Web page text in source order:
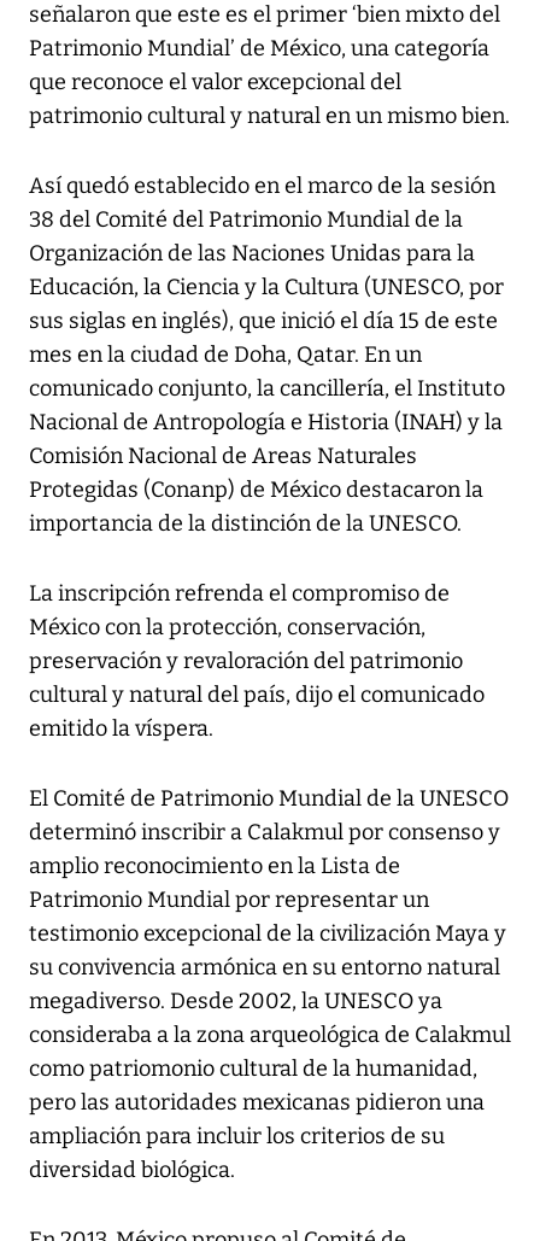
señalaron que este es el primer ‘bien mixto del
Patrimonio Mundial’ de México, una categoría
que reconoce el valor excepcional del
patrimonio cultural y natural en un mismo bien.
Así quedó establecido en el marco de la sesión
38 del Comité del Patrimonio Mundial de la
Organización de las Naciones Unidas para la
Educación, la Ciencia y la Cultura (UNESCO, por
sus siglas en inglés), que inició el día 15 de este
mes en la ciudad de Doha, Qatar. En un
comunicado conjunto, la cancillería, el Instituto
Nacional de Antropología e Historia (INAH) y la
Comisión Nacional de Areas Naturales
Protegidas (Conanp) de México destacaron la
importancia de la distinción de la UNESCO.
La inscripción refrenda el compromiso de
México con la protección, conservación,
preservación y revaloración del patrimonio
cultural y natural del país, dijo el comunicado
emitido la víspera.
El Comité de Patrimonio Mundial de la UNESCO
determinó inscribir a Calakmul por consenso y
amplio reconocimiento en la Lista de
Patrimonio Mundial por representar un
testimonio excepcional de la civilización Maya y
su convivencia armónica en su entorno natural
megadiverso. Desde 2002, la UNESCO ya
consideraba a la zona arqueológica de Calakmul
como patriomonio cultural de la humanidad,
pero las autoridades mexicanas pidieron una
ampliación para incluir los criterios de su
diversidad biológica.